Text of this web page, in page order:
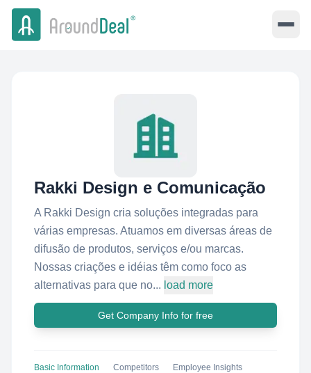
Rakki Design e Comunicação
A Rakki Design cria soluções integradas para
várias empresas. Atuamos em diversas áreas de
difusão de produtos, serviços e/ou marcas.
Nossas criações e idéias têm como foco as
alternativas para que no... load more
Get Company Info for free
Basic Information Competitors Employee Insights